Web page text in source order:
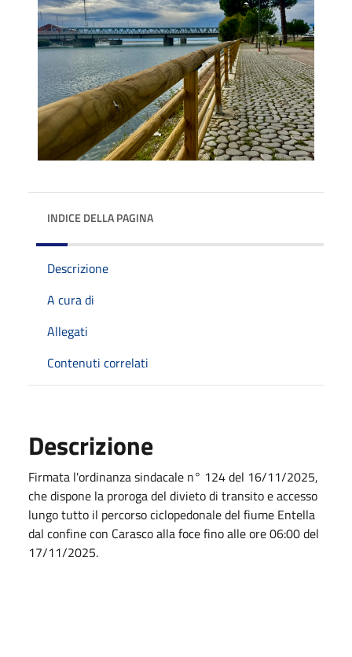
INDICE DELLA PAGINA
Descrizione
A cura di
Allegati
Contenuti correlati
Descrizione
Firmata l'ordinanza sindacale n° 124 del 16/11/2025,
che dispone la proroga del divieto di transito e accesso
lungo tutto il percorso ciclopedonale del fiume Entella
dal confine con Carasco alla foce fino alle ore 06:00 del
17/11/2025.